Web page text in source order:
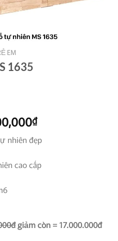
EM
1635
₫Giá
tại
17,000,000₫.
nhiên đẹp
cao cấp
giảm còn = 17.000.000đ